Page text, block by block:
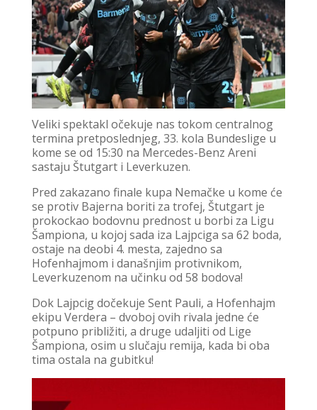
Veliki spektakl očekuje nas tokom centralnog
termina pretposlednjeg, 33. kola Bundeslige u
kome se od 15:30 na Mercedes-Benz Areni
sastaju Štutgart i Leverkuzen.
Pred zakazano finale kupa Nemačke u kome će
se protiv Bajerna boriti za trofej, Štutgart je
prokockao bodovnu prednost u borbi za Ligu
Šampiona, u kojoj sada iza Lajpciga sa 62 boda,
ostaje na deobi 4. mesta, zajedno sa
Hofenhajmom i današnjim protivnikom,
Leverkuzenom na učinku od 58 bodova!
Dok Lajpcig dočekuje Sent Pauli, a Hofenhajm
ekipu Verdera – dvoboj ovih rivala jedne će
potpuno približiti, a druge udaljiti od Lige
Šampiona, osim u slučaju remija, kada bi oba
tima ostala na gubitku!